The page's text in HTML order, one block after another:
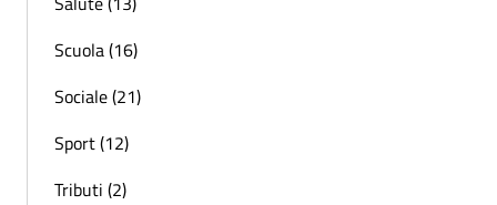
Scuola (16)
Sociale (21)
Sport (12)
Tributi (2)